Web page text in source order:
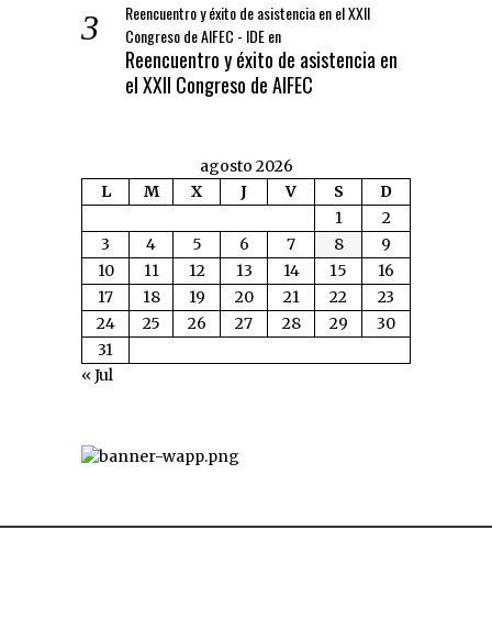
Reencuentro y éxito de asistencia en el XXII
Congreso de AIFEC - IDEen
Reencuentro y éxito de asistencia en
el XXII Congreso de AIFEC
agosto 2026
L
M X J V S
D
1
2
3
4 5 6 7 8
9
10
11 12 13 14 15
16
17
18 19 20 21 22
23
24
25 26 27 28 29
30
31
« Jul